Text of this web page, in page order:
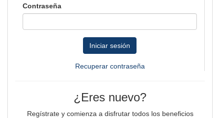
Contraseña
Iniciar sesión
Recuperar contraseña
¿Eres nuevo?
Regístrate y comienza a disfrutar todos los beneficios